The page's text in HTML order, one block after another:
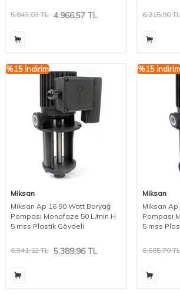
5.843,03TL 4.966,57 TL 6.215,90TL
%15 İndirim
Miksan
Miksan Ap 16 90 Watt Boryağ
Pompası Monofaze 50 L/min H
5 mss Plastik Gövdeli
6.341,12TL 5.389,96TL
%15 İndirim
Miksan
Miksan
Pompası
5 mss
6.685,70TL